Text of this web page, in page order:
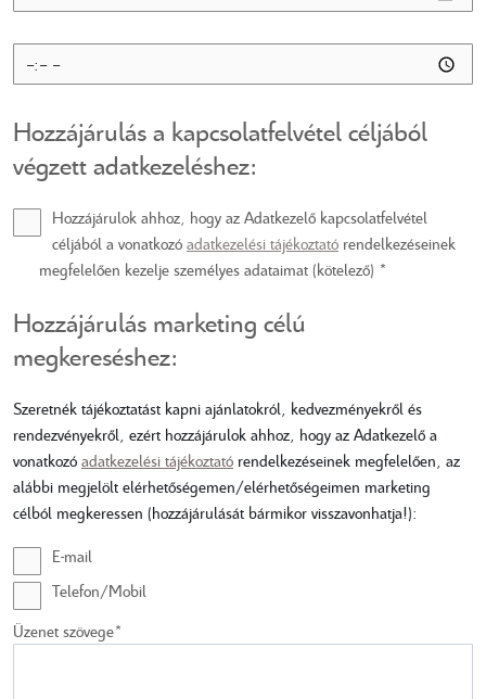
Hozzájárulás a kapcsolatfelvétel céljából
végzett adatkezeléshez:
Hozzájárulok ahhoz, hogy az Adatkezelő kapcsolatfelvétel
céljából a vonatkozó adatkezelési tájékoztató rendelkezéseinek
megfelelően kezelje személyes adataimat (kötelező) *
Hozzájárulás marketing célú
megkereséshez:
Szeretnék tájékoztatást kapni ajánlatokról, kedvezményekről és
rendezvényekről, ezért hozzájárulok ahhoz, hogy az Adatkezelő a
vonatkozó adatkezelési tájékoztató rendelkezéseinek megfelelően, az
alábbi megjelölt elérhetőségemen/elérhetőségeimen marketing
célból megkeressen (hozzájárulását bármikor visszavonhatja!):
E-mail
Telefon/Mobil
Üzenet szövege*